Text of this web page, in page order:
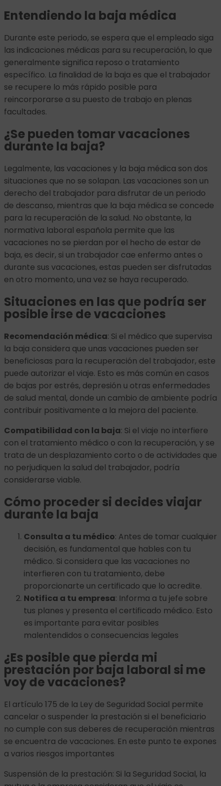
Entendiendo la baja médica
Durante este periodo, se espera que el empleado siga
las indicaciones médicas para su recuperación, lo que
generalmente significa reposo o tratamiento
específico. La finalidad de la baja es que el trabajador
se recupere lo más rápido posible para
reincorporarse a su puesto de trabajo en plenas
facultades.
¿Se pueden tomar vacaciones
durante la baja?
Legalmente, las vacaciones y la baja médica son dos
situaciones que no se solapan. Las vacaciones son un
derecho del trabajador para disfrutar de un periodo
de descanso, mientras que la baja médica se concede
para la recuperación de la salud. No obstante, la
normativa laboral española permite que las
vacaciones no se pierdan por el hecho de estar de
baja, es decir, si un trabajador cae enfermo antes o
durante sus vacaciones, estas pueden ser disfrutadas
en otro momento, una vez se haya recuperado.
Situaciones en las que podría ser
posible irse de vacaciones
Recomendación médica: Si el médico que supervisa
la baja considera que unas vacaciones pueden ser
beneficiosas para la recuperación del trabajador, este
puede autorizar el viaje. Esto es más común en casos
de bajas por estrés, depresión u otras enfermedades
de salud mental, donde un cambio de ambiente podría
contribuir positivamente a la mejora del paciente.
Compatibilidad con la baja: Si el viaje no interfiere
con el tratamiento médico o con la recuperación, y se
trata de un desplazamiento corto o de actividades que
no perjudiquen la salud del trabajador, podría
considerarse viable.
Cómo proceder si decides viajar
durante la baja
Consulta a tu médico: Antes de tomar cualquier
decisión, es fundamental que hables con tu
médico. Si considera que las vacaciones no
interfieren con tu tratamiento, debe
proporcionarte un certificado que lo acredite.
Notifica a tu empresa: Informa a tu jefe sobre
tus planes y presenta el certificado médico. Esto
es importante para evitar posibles
malentendidos o consecuencias legales
¿Es posible que pierda mi
prestación por baja laboral si me
voy de vacaciones?
El artículo 175 de la Ley de Seguridad Social permite
cancelar o suspender la prestación si el beneficiario
no cumple con sus deberes de recuperación mientras
se encuentra de vacaciones. En este punto te expones
a varios riesgos importantes
Suspensión de la prestación: Si la Seguridad Social, la